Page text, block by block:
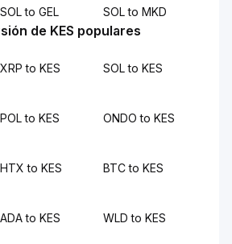
SOL to GEL SOL to MKD
de KES populares
XRP to KES SOL to KES
POL to KES ONDO to KES
HTX to KES BTC to KES
ADA to KES WLD to KES